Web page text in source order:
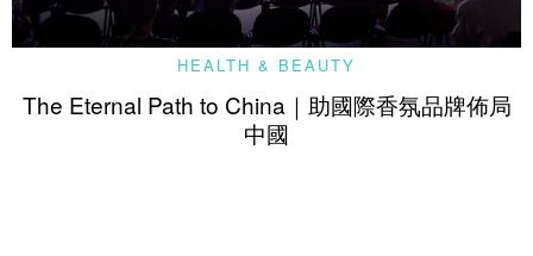
HEALTH & BEAUTY
The Eternal Path to China｜助國際香氛品牌佈局
中國